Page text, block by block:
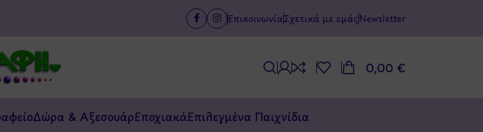
Επικοινωνία Σχετικά με εμάςNewsletter
0,00 €
Δώρα & ΑξεσουάρΕποχιακάΕπιλεγμένα Παιχνίδια